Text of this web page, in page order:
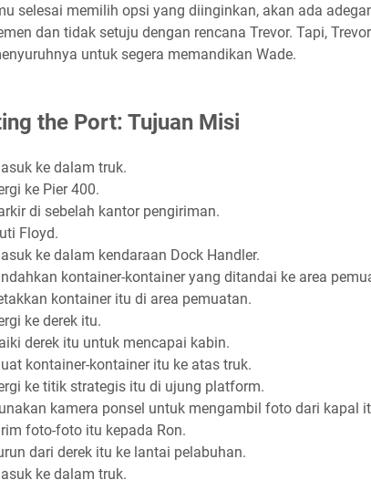
selesai memilih opsi yang diinginkan, akan ada
dan tidak setuju dengan rencana Trevor. Tapi,
untuk segera memandikan Wade.
the Port: Tujuan Misi
ke dalam truk.
ke Pier 400.
di sebelah kantor pengiriman.
Floyd.
ke dalam kendaraan Dock Handler.
kontainer-kontainer yang ditandai ke area
kontainer itu di area pemuatan.
ke derek itu.
derek itu untuk mencapai kabin.
kontainer-kontainer itu ke atas truk.
ke titik strategis itu di ujung platform.
kamera ponsel untuk mengambil foto dari kapal
foto-foto itu kepada Ron.
dari derek itu ke lantai pelabuhan.
ke dalam truk.